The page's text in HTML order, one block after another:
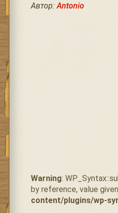
Автор:Antonio
Warning:
by reference, value
content/plugins/wp-